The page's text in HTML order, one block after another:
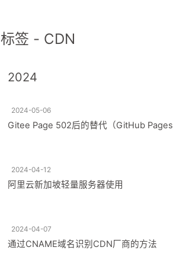
标签 - CDN
2024
2024-05-06
Gitee Page 502后的替代（GitHub
2024-04-12
阿里云新加坡轻量服务器使用
2024-04-07
通过CNAME域名识别CDN厂商的方法